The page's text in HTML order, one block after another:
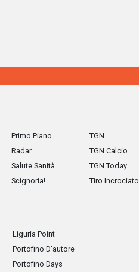
Primo Piano
Radar
Salute Sanità
Scignoria!
TGN
TGN Calcio
TGN Today
Tiro Incrociato
Liguria Point
Portofino D'autore
Portofino Days